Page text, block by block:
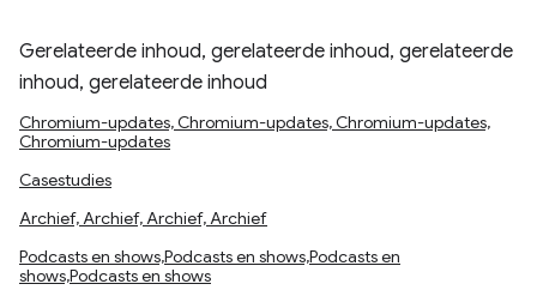
Gerelateerde inhoud, gerelateerde inhoud, gerelateerde
inhoud, gerelateerde inhoud
Chromium-updates, Chromium-updates, Chromium-updates,
Chromium-updates
Casestudies
Archief, Archief, Archief, Archief
Podcasts en shows,Podcasts en shows,Podcasts en
shows,Podcasts en shows